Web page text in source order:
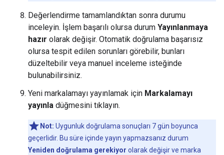
Değerlendirme tamamlandıktan sonra durumu
inceleyin. İşlem başarılı olursa durum Yayınlanmaya
hazır olarak değişir. Otomatik doğrulama başarısız
olursa tespit edilen sorunları görebilir, bunları
düzeltebilir veya manuel inceleme isteğinde
bulunabilirsiniz.
Yeni markalamayı yayınlamak için Markalamayı
yayınla düğmesini tıklayın.
Not: Uygunluk doğrulama sonuçları 7 gün boyunca
geçerlidir. Bu süre içinde yayın yapmazsanız durum
Yeniden doğrulama gerekiyor olarak değişir ve marka